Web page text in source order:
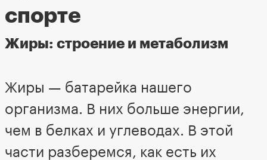
спорте
Жиры: строение и метаболизм
Жиры — батарейка нашего
организма. В них больше энергии,
чем в белках и углеводах. В этой
части разберемся, как есть их